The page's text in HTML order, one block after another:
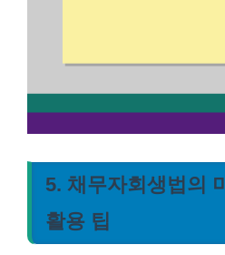
5. 채무자회생법의
활용 팁